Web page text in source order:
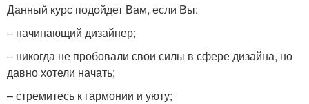
Данный курс подойдет Вам, если Вы:
– начинающий дизайнер;
– никогда не пробовали свои силы в сфере дизайна, но
давно хотели начать;
– стремитесь к гармонии и уюту;